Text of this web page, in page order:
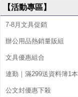
【活動專區】
7-8月文具促銷
辦公用品熱銷量販組
文具優惠組合
連勤｜滿299送資料簿1本
公文封優惠下殺